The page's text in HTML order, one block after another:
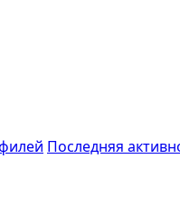
Последняя